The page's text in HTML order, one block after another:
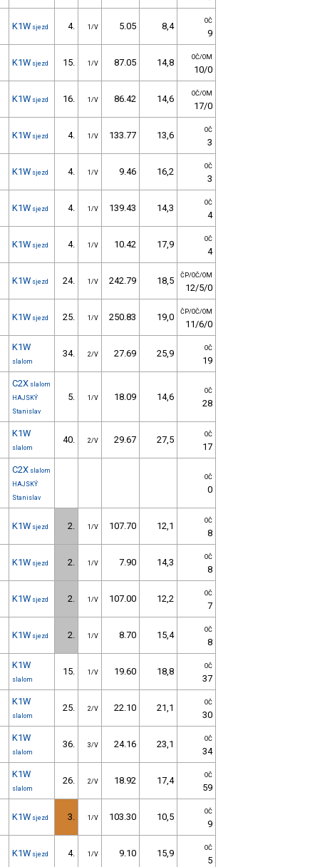
K1W sjezd 4. 1/V 5.05 8,4 OČ
9
K1W sjezd 15. 1/V 87.05 14,8 OČ/OM
10/0
K1W sjezd 16. 1/V 86.42 14,6 OČ/OM
17/0
K1W sjezd 4. 1/V 133.77 13,6 OČ
3
K1W sjezd 4. 1/V 9.46 16,2 OČ
3
K1W sjezd 4. 1/V 139.43 14,3 OČ
4
K1W sjezd 4. 1/V 10.42 17,9 OČ
4
K1W sjezd 24. 1/V 242.79 18,5 ČP/OČ/OM
12/5/0
K1W sjezd 25. 1/V 250.83 19,0 ČP/OČ/OM
11/6/0
K1W
slalom
34. 2/V 27.69 25,9 OČ
19
C2X slalom
HAJSKÝ
Stanislav
5. 1/V 18.09 14,6
OČ
28
K1W
slalom
40. 2/V 29.67 27,5 OČ
17
C2X slalom
HAJSKÝ
Stanislav
OČ
0
K1W sjezd 2. 1/V 107.70 12,1 OČ
8
K1W sjezd 2. 1/V 7.90 14,3 OČ
8
K1W sjezd 2. 1/V 107.00 12,2 OČ
7
K1W sjezd 2. 1/V 8.70 15,4 OČ
8
K1W
slalom
15. 1/V 19.60 18,8 OČ
37
K1W
slalom
25. 2/V 22.10 21,1 OČ
30
K1W
slalom
36. 3/V 24.16 23,1 OČ
34
K1W
slalom
26. 2/V 18.92 17,4 OČ
59
K1W sjezd 3. 1/V 103.30 10,5 OČ
9
K1W sjezd 4. 1/V 9.10 15,9 OČ
5